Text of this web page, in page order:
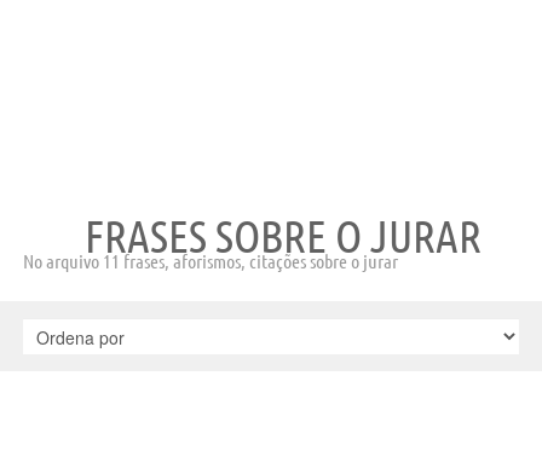
FRASES SOBRE O JURAR
No arquivo 11 frases, aforismos, citações sobre o jurar